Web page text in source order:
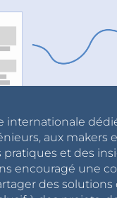
internationale
aux makers
pratiques et des
encouragé une
des